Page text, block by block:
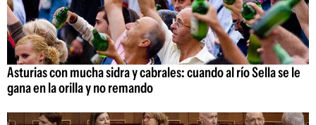
Asturias con mucha sidra y cabrales: cuando al río Sella se le
gana en la orilla y no remando